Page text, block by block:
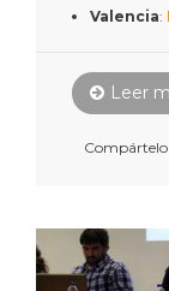
Valencia:
Leer
Compártelo